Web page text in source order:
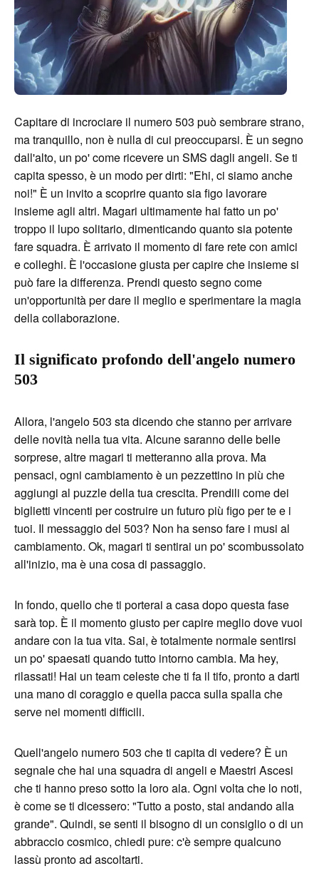
Capitare di incrociare il numero 503 può sembrare strano,
ma tranquillo, non è nulla di cui preoccuparsi. È un segno
dall'alto, un po' come ricevere un SMS dagli angeli. Se ti
capita spesso, è un modo per dirti: "Ehi, ci siamo anche
noi!" È un invito a scoprire quanto sia figo lavorare
insieme agli altri. Magari ultimamente hai fatto un po'
troppo il lupo solitario, dimenticando quanto sia potente
fare squadra. È arrivato il momento di fare rete con amici
e colleghi. È l'occasione giusta per capire che insieme si
può fare la differenza. Prendi questo segno come
un'opportunità per dare il meglio e sperimentare la magia
della collaborazione.
Il significato profondo dell'angelo numero
503
Allora, l'angelo 503 sta dicendo che stanno per arrivare
delle novità nella tua vita. Alcune saranno delle belle
sorprese, altre magari ti metteranno alla prova. Ma
pensaci, ogni cambiamento è un pezzettino in più che
aggiungi al puzzle della tua crescita. Prendili come dei
biglietti vincenti per costruire un futuro più figo per te e i
tuoi. Il messaggio del 503? Non ha senso fare i musi al
cambiamento. Ok, magari ti sentirai un po' scombussolato
all'inizio, ma è una cosa di passaggio.
In fondo, quello che ti porterai a casa dopo questa fase
sarà top. È il momento giusto per capire meglio dove vuoi
andare con la tua vita. Sai, è totalmente normale sentirsi
un po' spaesati quando tutto intorno cambia. Ma hey,
rilassati! Hai un team celeste che ti fa il tifo, pronto a darti
una mano di coraggio e quella pacca sulla spalla che
serve nei momenti difficili.
Quell'angelo numero 503 che ti capita di vedere? È un
segnale che hai una squadra di angeli e Maestri Ascesi
che ti hanno preso sotto la loro ala. Ogni volta che lo noti,
è come se ti dicessero: "Tutto a posto, stai andando alla
grande". Quindi, se senti il bisogno di un consiglio o di un
abbraccio cosmico, chiedi pure: c'è sempre qualcuno
lassù pronto ad ascoltarti.